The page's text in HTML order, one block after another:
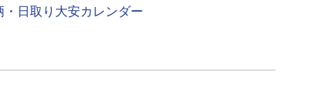
日取り大安カレンダー